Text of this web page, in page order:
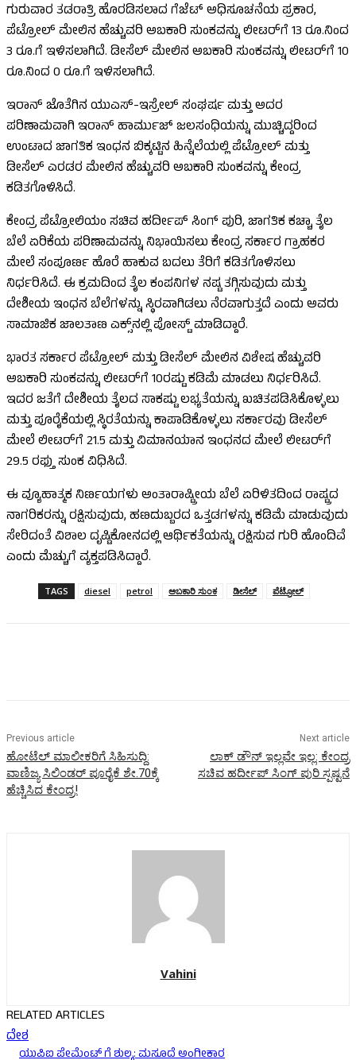
ಗುರುವಾರ ತಡರಾತ್ರಿ ಹೊರಡಿಸಲಾದ ಗೆಜೆಟ್ ಅಧಿಸೂಚನೆಯ ಪ್ರಕಾರ,
ಪೆಟ್ರೋಲ್ ಮೇಲಿನ ಹೆಚ್ಚುವರಿ ಅಬಕಾರಿ ಸುಂಕವನ್ನು ಲೀಟರ್‌ಗೆ 13 ರೂ.ನಿಂದ
3 ರೂ.ಗೆ ಇಳಿಸಲಾಗಿದೆ. ಡೀಸೆಲ್ ಮೇಲಿನ ಅಬಕಾರಿ ಸುಂಕವನ್ನು ಲೀಟರ್‌ಗೆ 10
ರೂ.ನಿಂದ 0 ರೂ.ಗೆ ಇಳಿಸಲಾಗಿದೆ.
ಇರಾನ್ ಜೊತೆಗಿನ ಯುಎಸ್-ಇಸ್ರೇಲ್ ಸಂಘರ್ಷ ಮತ್ತು ಅದರ
ಪರಿಣಾಮವಾಗಿ ಇರಾನ್ ಹಾರ್ಮುಜ್ ಜಲಸಂಧಿಯನ್ನು ಮುಚ್ಚಿದ್ದರಿಂದ
ಉಂಟಾದ ಜಾಗತಿಕ ಇಂಧನ ಬಿಕ್ಕಟ್ಟಿನ ಹಿನ್ನೆಲೆಯಲ್ಲಿ ಪೆಟ್ರೋಲ್ ಮತ್ತು
ಡೀಸೆಲ್ ಎರಡರ ಮೇಲಿನ ಹೆಚ್ಚುವರಿ ಅಬಕಾರಿ ಸುಂಕವನ್ನು ಕೇಂದ್ರ
ಕಡಿತಗೊಳಿಸಿದೆ.
ಕೇಂದ್ರ ಪೆಟ್ರೋಲಿಯಂ ಸಚಿವ ಹರ್ದೀಪ್ ಸಿಂಗ್ ಪುರಿ, ಜಾಗತಿಕ ಕಚ್ಚಾ ತೈಲ
ಬೆಲೆ ಏರಿಕೆಯ ಪರಿಣಾಮವನ್ನು ನಿಭಾಯಿಸಲು ಕೇಂದ್ರ ಸರ್ಕಾರ ಗ್ರಾಹಕರ
ಮೇಲೆ ಸಂಪೂರ್ಣ ಹೊರೆ ಹಾಕುವ ಬದಲು ತೆರಿಗೆ ಕಡಿತಗೊಳಿಸಲು
ನಿರ್ಧರಿಸಿದೆ. ಈ ಕ್ರಮದಿಂದ ತೈಲ ಕಂಪನಿಗಳ ನಷ್ಟ ತಗ್ಗಿಸುವುದು ಮತ್ತು
ದೇಶೀಯ ಇಂಧನ ಬೆಲೆಗಳನ್ನು ಸ್ಥಿರವಾಗಿಡಲು ನೆರವಾಗುತ್ತದೆ ಎಂದು ಅವರು
ಸಾಮಾಜಿಕ ಜಾಲತಾಣ ಎಕ್ಸ್‌ನಲ್ಲಿ ಪೋಸ್ಟ್‌ ಮಾಡಿದ್ದಾರೆ.
ಭಾರತ ಸರ್ಕಾರ ಪೆಟ್ರೋಲ್ ಮತ್ತು ಡೀಸೆಲ್ ಮೇಲಿನ ವಿಶೇಷ ಹೆಚ್ಚುವರಿ
ಅಬಕಾರಿ ಸುಂಕವನ್ನು ಲೀಟರ್‌ಗೆ ₹10ರಷ್ಟು ಕಡಿಮೆ ಮಾಡಲು ನಿರ್ಧರಿಸಿದೆ.
ಇದರ ಜತೆಗೆ ದೇಶೀಯ ತೈಲದ ಸಾಕಷ್ಟು ಲಭ್ಯತೆಯನ್ನು ಖಚಿತಪಡಿಸಿಕೊಳ್ಳಲು
ಮತ್ತು ಪೂರೈಕೆಯಲ್ಲಿ ಸ್ಥಿರತೆಯನ್ನು ಕಾಪಾಡಿಕೊಳ್ಳಲು ಸರ್ಕಾರವು ಡೀಸೆಲ್
ಮೇಲೆ ಲೀಟರ್‌ಗೆ ₹21.5 ಮತ್ತು ವಿಮಾನಯಾನ ಇಂಧನದ ಮೇಲೆ ಲೀಟರ್‌ಗೆ
₹29.5 ರಫ್ತು ಸುಂಕ ವಿಧಿಸಿದೆ.
ಈ ವ್ಯೂಹಾತ್ಮಕ ನಿರ್ಣಯಗಳು ಅಂತಾರಾಷ್ಟ್ರೀಯ ಬೆಲೆ ಏರಿಳಿತದಿಂದ ರಾಷ್ಟ್ರದ
ನಾಗರಿಕರನ್ನು ರಕ್ಷಿಸುವುದು, ಹಣದುಬ್ಬರದ ಒತ್ತಡಗಳನ್ನು ಕಡಿಮೆ ಮಾಡುವುದು
ಸೇರಿದಂತೆ ವಿಶಾಲ ದೃಷ್ಟಿಕೋನದಲ್ಲಿ ಆರ್ಥಿಕತೆಯನ್ನು ರಕ್ಷಿಸುವ ಗುರಿ ಹೊಂದಿವೆ
ಎಂದು ಮೆಚ್ಚುಗೆ ವ್ಯಕ್ತಪಡಿಸಿದ್ದಾರೆ.
TAGS diesel petrol ಅಬಕಾರಿ ಸುಂಕ ಡೀಸೆಲ್ ಪೆಟ್ರೋಲ್
Previous article
ಹೋಟೆಲ್‌ ಮಾಲೀಕರಿಗೆ ಸಿಹಿಸುದ್ದಿ:
ವಾಣಿಜ್ಯ ಸಿಲಿಂಡರ್‌ ಪೂರೈಕೆ ಶೇ.70ಕ್ಕೆ
ಹೆಚ್ಚಿಸಿದ ಕೇಂದ್ರ!
Next article
ಲಾಕ್‌ ಡೌನ್‌ ಇಲ್ಲವೇ ಇಲ್ಲ: ಕೇಂದ್ರ
ಸಚಿವ ಹರ್ದೀಪ್‌ ಸಿಂಗ್‌ ಪುರಿ ಸ್ಪಷ್ಟನೆ
Vahini
RELATED ARTICLES
ದೇಶ
ಯುಪಿಐ ಪೇಮೆಂಟ್ ಗೆ ಶುಲ್ಕ: ಮಸೂದೆ ಅಂಗೀಕಾರ